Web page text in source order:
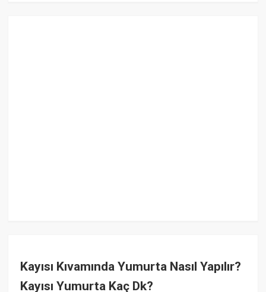
Kayısı Kıvamında Yumurta Nasıl Yapılır?
Kayısı Yumurta Kaç Dk?